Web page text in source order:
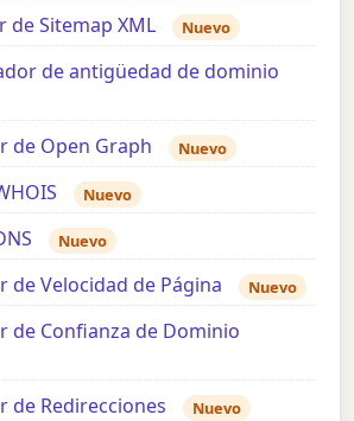
de Sitemap XML Nuevo
de antigüedad de dominio
de Open Graph Nuevo
Nuevo
Nuevo
de Velocidad de Página Nuevo
de Confianza de Dominio
de Redirecciones Nuevo